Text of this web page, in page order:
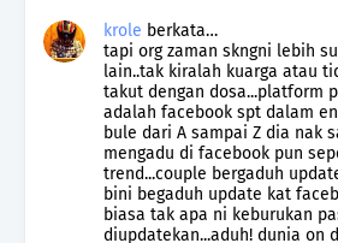
krole berkata…
tapi org zaman skngni lebih
lain..tak kiralah kuarga atau
takut dengan dosa...platform
adalah facebook spt dalam
bule dari A sampai Z dia nak
mengadu di facebook pun
trend...couple bergaduh
bini begaduh update kat
biasa tak apa ni keburukan
diupdatekan...aduh! dunia on